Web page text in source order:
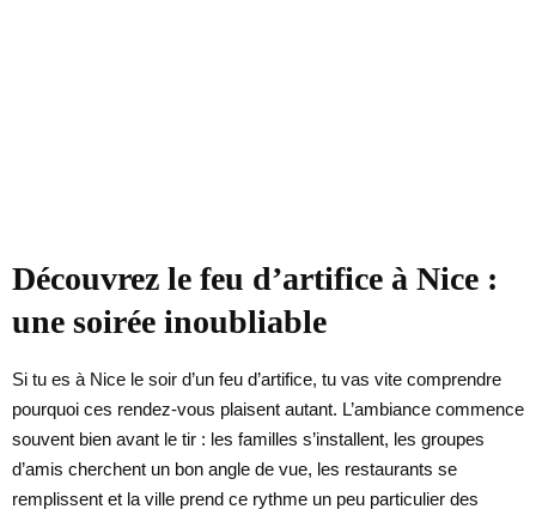
Découvrez le feu d’artifice à Nice :
une soirée inoubliable
Si tu es à Nice le soir d’un feu d’artifice, tu vas vite comprendre
pourquoi ces rendez-vous plaisent autant. L’ambiance commence
souvent bien avant le tir : les familles s’installent, les groupes
d’amis cherchent un bon angle de vue, les restaurants se
remplissent et la ville prend ce rythme un peu particulier des